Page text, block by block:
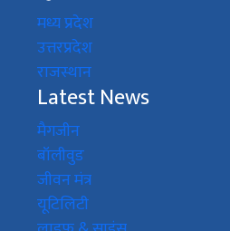
मध्य प्रदेश
उत्तरप्रदेश
राजस्थान
Latest News
मैगजीन
बॉलीवुड
जीवन मंत्र
यूटिलिटी